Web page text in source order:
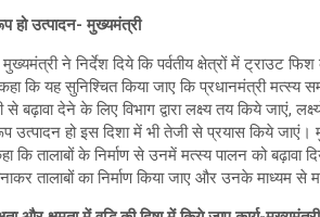
उत्पादन- मुख्यमंत्री
मुख्यमंत्री ने निर्देश दिये कि पर्वतीय क्षेत्रों में ट्राउट
कि यह सुनिश्चित किया जाए कि प्रधानमंत्री मत्स्य
बढ़ावा देने के लिए विभाग द्वारा लक्ष्य तय किये जाएं,
हो इस दिशा में भी तेजी से प्रयास किये
कि तालाबों के निर्माण से उनमें मत्स्य पालन को बढ़ावा
तालाबों का निर्माण किया जाए और उनके माध्यम से